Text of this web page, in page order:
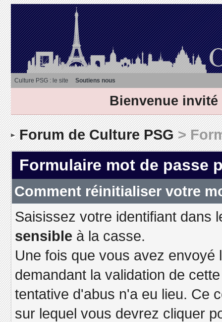
Culture PSG : le site Soutiens nous
Bienvenue invité
Forum de Culture PSG>
Formulaire mot de passe
Comment réinitialiser votre
Saisissez votre identifiant dans
sensible à la casse.
Une fois que vous avez
demandant la validation de
tentative d'abus n'a eu lieu. Ce
sur lequel vous devrez cliquer